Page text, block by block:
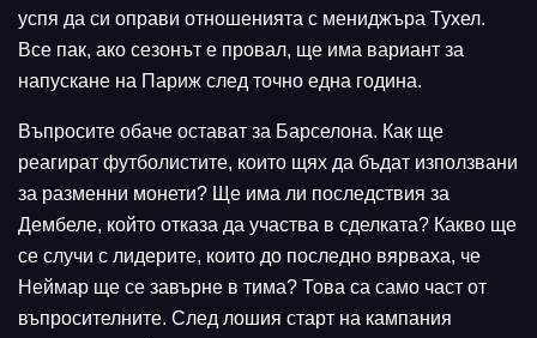
успя да си оправи отношенията с мениджъра Тухел.
Все пак, ако сезонът е провал, ще има вариант за
напускане на Париж след точно една година.
Въпросите обаче остават за Барселона. Как ще
реагират футболистите, които щях да бъдат използвани
за разменни монети? Ще има ли последствия за
Дембеле, който отказа да участва в сделката? Какво ще
се случи с лидерите, които до последно вярваха, че
Неймар ще се завърне в тима? Това са само част от
въпросителните. След лошия старт на кампания